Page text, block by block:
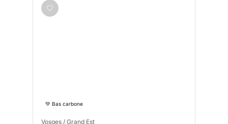
💚 Bas carbone
Vosges / Grand Est